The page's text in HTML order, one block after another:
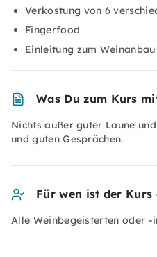
Verkostung von 6
Fingerfood
Einleitung zum
Was Du zum Kurs
Nichts außer guter Laune
und guten Gesprächen.
Für wen ist der Kurs
Alle Weinbegeisterten oder -